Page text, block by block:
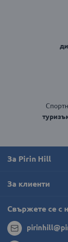
За Pirin Hill
За клиенти
Свържете се с